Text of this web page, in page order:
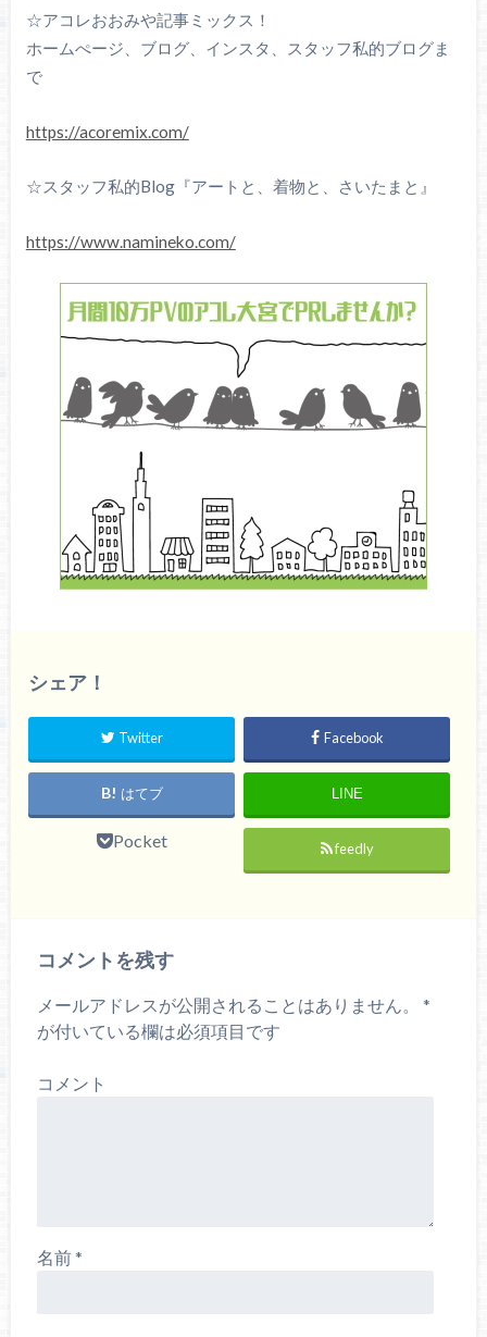
☆アコレおおみや記事ミックス！
ホームぺージ、ブログ、インスタ、スタッフ私的ブログま
で
https://acoremix.com/
☆スタッフ私的Blog『アートと、着物と、さいたまと』
https://www.namineko.com/
シェア！
Twitter Facebook
はてブ LINE
Pocket feedly
コメントを残す
メールアドレスが公開されることはありません。
*
が付いている欄は必須項目です
コメント
名前*